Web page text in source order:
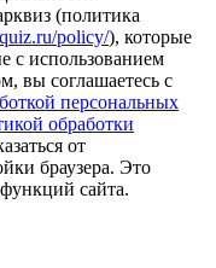
(политика
policy/), которые
с использованием
вы соглашаетесь с
персональных
обработки
от
браузера. Это
сайта.